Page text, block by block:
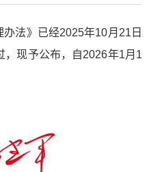
办法》已经2025年10月21日
，现予公布，自2026年1月1